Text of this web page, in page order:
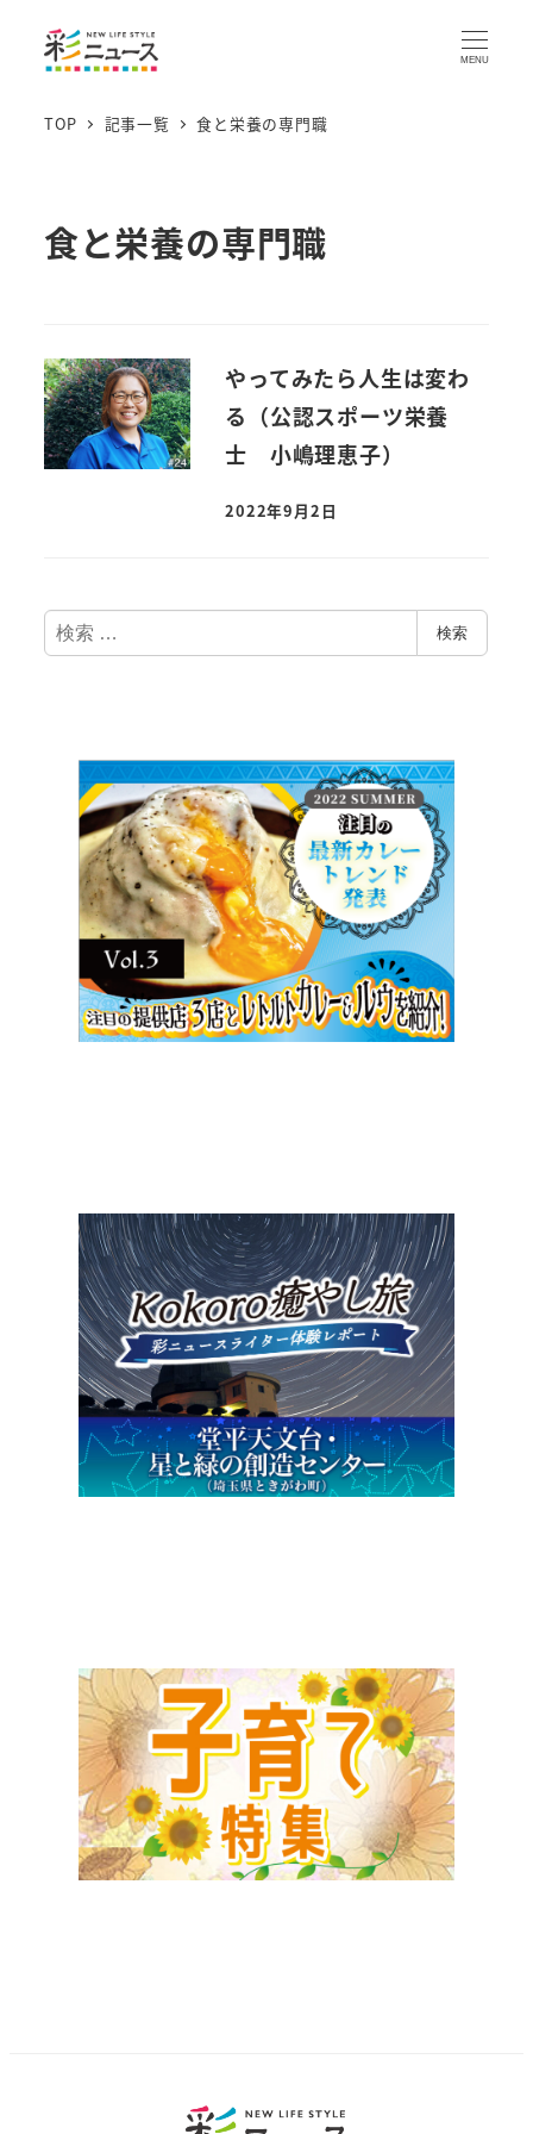
MENU
TOP 記事一覧 食と栄養の専門職
食と栄養の専門職
やってみたら人生は変わ
る（公認スポーツ栄養
士 小嶋理恵子）
2022年9月2日
検
索
検索